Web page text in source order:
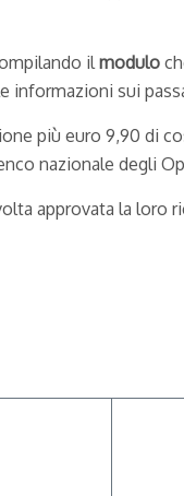
il modulo
informazioni sui
più euro 9,90 di
nazionale degli
approvata la loro